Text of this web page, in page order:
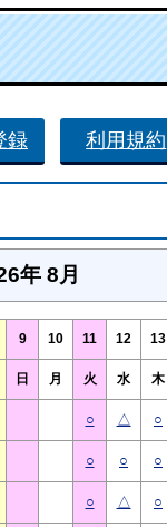
録 利用規約
年 8月
9 10 11 12 13
日 月 火 水 木
○ △ ○
○ ○ ○
○ △ ○